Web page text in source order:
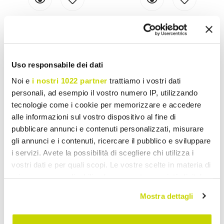
Uso responsabile dei dati
Noi e i nostri 1022 partner trattiamo i vostri dati
personali, ad esempio il vostro numero IP, utilizzando
tecnologie come i cookie per memorizzare e accedere
alle informazioni sul vostro dispositivo al fine di
pubblicare annunci e contenuti personalizzati, misurare
gli annunci e i contenuti, ricercare il pubblico e sviluppare
i servizi. Avete la possibilità di scegliere chi utilizza i
vostri dati e per quali scopi. Le vostre scelte in materia di
modificare o revocare il proprio consenso in qualsiasi
momento dalla Dichiarazione sui cookie o facendo clic
Mostra dettagli
Lory wandlederen
Italië
€ 337,21
Porta designtijdschriften
€ 275,72
Wand- of vloermagazijnrek in modern of vintage design in
leer, staal of glas.
Het tijdschriftenrek is een decoratief en functioneel meubelstuk,
een essentieel element, in de buurt van de bank of de salontafel in